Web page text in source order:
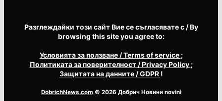
Разглеждайки този сайт Вие се съгласявате с / By
browsing this site you agree to:
Условията за ползване/ Terms of service ;
Политиката за поверителност/ Privacy Policy ;
Защитата на данните/ GDPR !
DobrichNews.com © 2026 Добрич Новини novini